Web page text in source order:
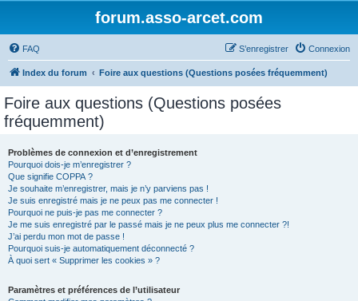
forum.asso-arcet.com
FAQ Connexion
S’enregistrer
Index du forum Foire aux questions (Questions posées fréquemment)
Foire aux questions (Questions posées
fréquemment)
Problèmes de connexion et d’enregistrement
Pourquoi dois-je m’enregistrer ?
Que signifie COPPA ?
Je souhaite m’enregistrer, mais je n’y parviens pas !
Je suis enregistré mais je ne peux pas me connecter !
Pourquoi ne puis-je pas me connecter ?
Je me suis enregistré par le passé mais je ne peux plus me connecter ?!
J’ai perdu mon mot de passe !
Pourquoi suis-je automatiquement déconnecté ?
À quoi sert « Supprimer les cookies » ?
Paramètres et préférences de l’utilisateur